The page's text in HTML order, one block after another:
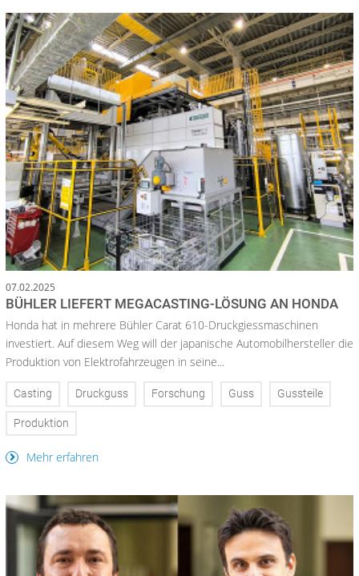
07.02.2025
BÜHLER LIEFERT MEGACASTING-LÖSUNG AN HONDA
Honda hat in mehrere Bühler Carat 610-Druckgiessmaschinen
investiert. Auf diesem Weg will der japanische Automobilhersteller die
Produktion von Elektrofahrzeugen in seine...
Casting Druckguss Forschung Guss Gussteile
Produktion
Mehr erfahren